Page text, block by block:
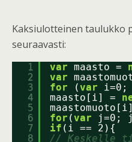
Kaksiulotteinen taulukko
seuraavasti:
1
2
3
4
5
6
7
8
var maasto =
var
for
(var
i=0;
maasto[i] =
for (var
j=0;
if (i == 2){
// Keskelle